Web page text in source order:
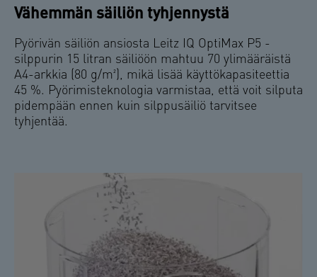
Vähemmän säiliön tyhjennystä
Pyörivän säiliön ansiosta Leitz IQ OptiMax P5 -
silppurin 15 litran säiliöön mahtuu 70 ylimääräistä
A4-arkkia (80 g/m²), mikä lisää käyttökapasiteettia
45 %. Pyörimisteknologia varmistaa, että voit silputa
pidempään ennen kuin silppusäiliö tarvitsee
tyhjentää.